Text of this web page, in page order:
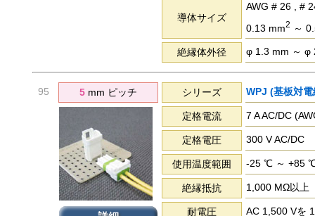
導体サイズ
AWG # 26 , #
0.13 mm2 ～
絶縁体外径 φ 1.3 mm ～ φ
95 5 mm ピッチ シリーズ WPJ (基板対電
定格電流 7 A AC/DC
定格電圧 300 V AC/DC
使用温度範囲 -25 ℃ ～ +85
絶縁抵抗 1,000 MΩ以上
耐電圧 AC 1,500 Vを